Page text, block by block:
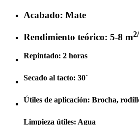
Acabado: Mate
Rendimiento teórico: 5-8 m
Repintado: 2 horas
Secado al tacto: 30´
Útiles de aplicación: Brocha,
Limpieza útiles: Agua